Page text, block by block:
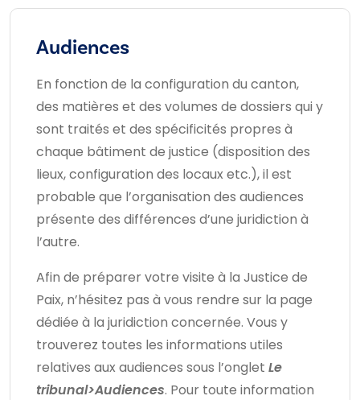
Audiences
En fonction de la configuration du canton,
des matières et des volumes de dossiers qui y
sont traités et des spécificités propres à
chaque bâtiment de justice (disposition des
lieux, configuration des locaux etc.), il est
probable que l’organisation des audiences
présente des différences d’une juridiction à
l’autre.
Afin de préparer votre visite à la Justice de
Paix, n’hésitez pas à vous rendre sur la page
dédiée à la juridiction concernée. Vous y
trouverez toutes les informations utiles
relatives aux audiences sous l’onglet Le
tribunal>Audiences. Pour toute information